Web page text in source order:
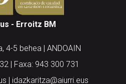
- Erroitz BM
4-5 behea | ANDOAIN
| Faxa: 943 300 731
| idazkaritza@aiurri.eus